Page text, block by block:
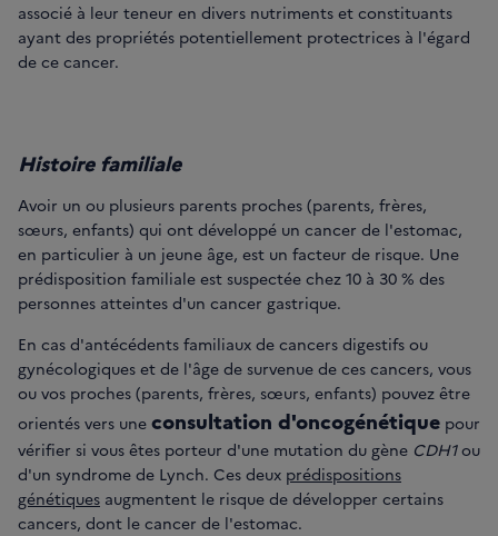
associé à leur teneur en divers nutriments et constituants
ayant des propriétés potentiellement protectrices à l'égard
de ce cancer.
Histoire familiale
Avoir un ou plusieurs parents proches (parents, frères,
sœurs, enfants) qui ont développé un cancer de l'estomac,
en particulier à un jeune âge, est un facteur de risque. Une
prédisposition familiale est suspectée chez 10 à 30 % des
personnes atteintes d'un cancer gastrique.
En cas d'antécédents familiaux de cancers digestifs ou
gynécologiques et de l'âge de survenue de ces cancers, vous
ou vos proches (parents, frères, sœurs, enfants) pouvez être
orientés vers une consultation d'oncogénétique pour
vérifier si vous êtes porteur d'une mutation du gène CDH1ou
d'un syndrome de Lynch. Ces deux prédispositions
génétiques augmentent le risque de développer certains
cancers, dont le cancer de l'estomac.